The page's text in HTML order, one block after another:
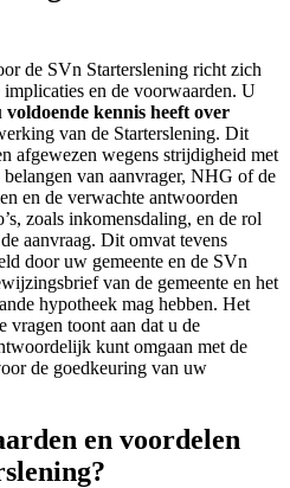
de SVn Starterslening richt zich
en de voorwaarden. U
voldoende kennis heeft over
van de Starterslening. Dit
afgewezen wegens strijdigheid met
van aanvrager, NHG of de
en de verwachte antwoorden
zoals inkomensdaling, en de rol
aanvraag. Dit omvat tevens
door uw gemeente en de SVn
van de gemeente en het
hypotheek mag hebben. Het
vragen toont aan dat u de
kunt omgaan met de
de goedkeuring van uw
en voordelen